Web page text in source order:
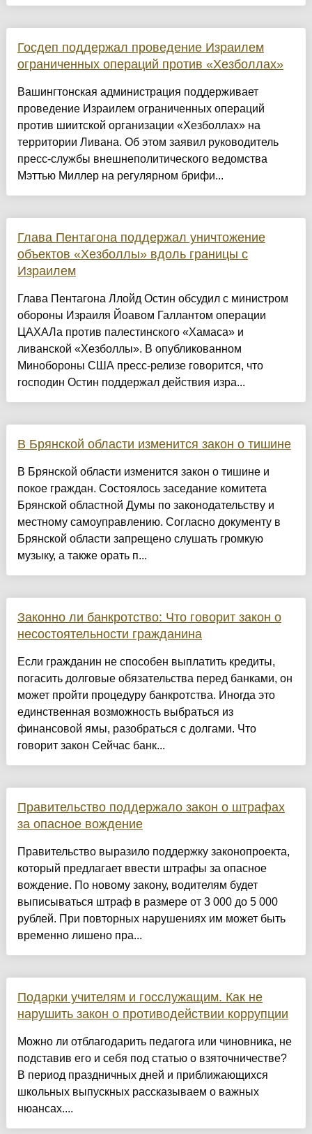
Госдеп поддержал проведение Израилем
ограниченных операций против «Хезболлах»
Вашингтонская администрация поддерживает
проведение Израилем ограниченных операций
против шиитской организации «Хезболлах» на
территории Ливана. Об этом заявил руководитель
пресс-службы внешнеполитического ведомства
Мэттью Миллер на регулярном брифи...
Глава Пентагона поддержал уничтожение
объектов «Хезболлы» вдоль границы с
Израилем
Глава Пентагона Ллойд Остин обсудил с министром
обороны Израиля Йоавом Галлантом операции
ЦАХАЛа против палестинского «Хамаса» и
ливанской «Хезболлы». В опубликованном
Минобороны США пресс-релизе говорится, что
господин Остин поддержал действия изра...
В Брянской области изменится закон о тишине
В Брянской области изменится закон о тишине и
покое граждан. Состоялось заседание комитета
Брянской областной Думы по законодательству и
местному самоуправлению. Согласно документу в
Брянской области запрещено слушать громкую
музыку, а также орать п...
Законно ли банкротство: Что говорит закон о
несостоятельности гражданина
Если гражданин не способен выплатить кредиты,
погасить долговые обязательства перед банками, он
может пройти процедуру банкротства. Иногда это
единственная возможность выбраться из
финансовой ямы, разобраться с долгами. Что
говорит закон Сейчас банк...
Правительство поддержало закон о штрафах
за опасное вождение
Правительство выразило поддержку законопроекта,
который предлагает ввести штрафы за опасное
вождение. По новому закону, водителям будет
выписываться штраф в размере от 3 000 до 5 000
рублей. При повторных нарушениях им может быть
временно лишено пра...
Подарки учителям и госслужащим. Как не
нарушить закон о противодействии коррупции
Можно ли отблагодарить педагога или чиновника, не
подставив его и себя под статью о взяточничестве?
В период праздничных дней и приближающихся
школьных выпускных рассказываем о важных
нюансах....